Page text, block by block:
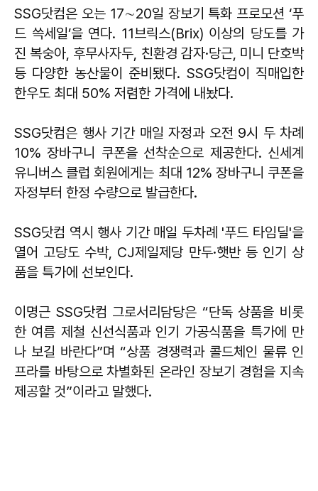
SSG닷컴은 오는 17∼20일 장보기 특화 프로모션 ‘푸
드 쓱세일’을 연다. 11브릭스(Brix) 이상의 당도를 가
진 복숭아, 후무사자두, 친환경 감자·당근, 미니 단호박
등 다양한 농산물이 준비됐다. SSG닷컴이 직매입한
한우도 최대 50% 저렴한 가격에 내놨다.
SSG닷컴은 행사 기간 매일 자정과 오전 9시 두 차례
10% 장바구니 쿠폰을 선착순으로 제공한다. 신세계
유니버스 클럽 회원에게는 최대 12% 장바구니 쿠폰을
자정부터 한정 수량으로 발급한다.
SSG닷컴 역시 행사 기간 매일 두차례 '푸드 타임딜'을
열어 고당도 수박, CJ제일제당 만두·햇반 등 인기 상
품을 특가에 선보인다.
이명근 SSG닷컴 그로서리담당은 “단독 상품을 비롯
한 여름 제철 신선식품과 인기 가공식품을 특가에 만
나 보길 바란다”며 “상품 경쟁력과 콜드체인 물류 인
프라를 바탕으로 차별화된 온라인 장보기 경험을 지속
제공할 것”이라고 말했다.